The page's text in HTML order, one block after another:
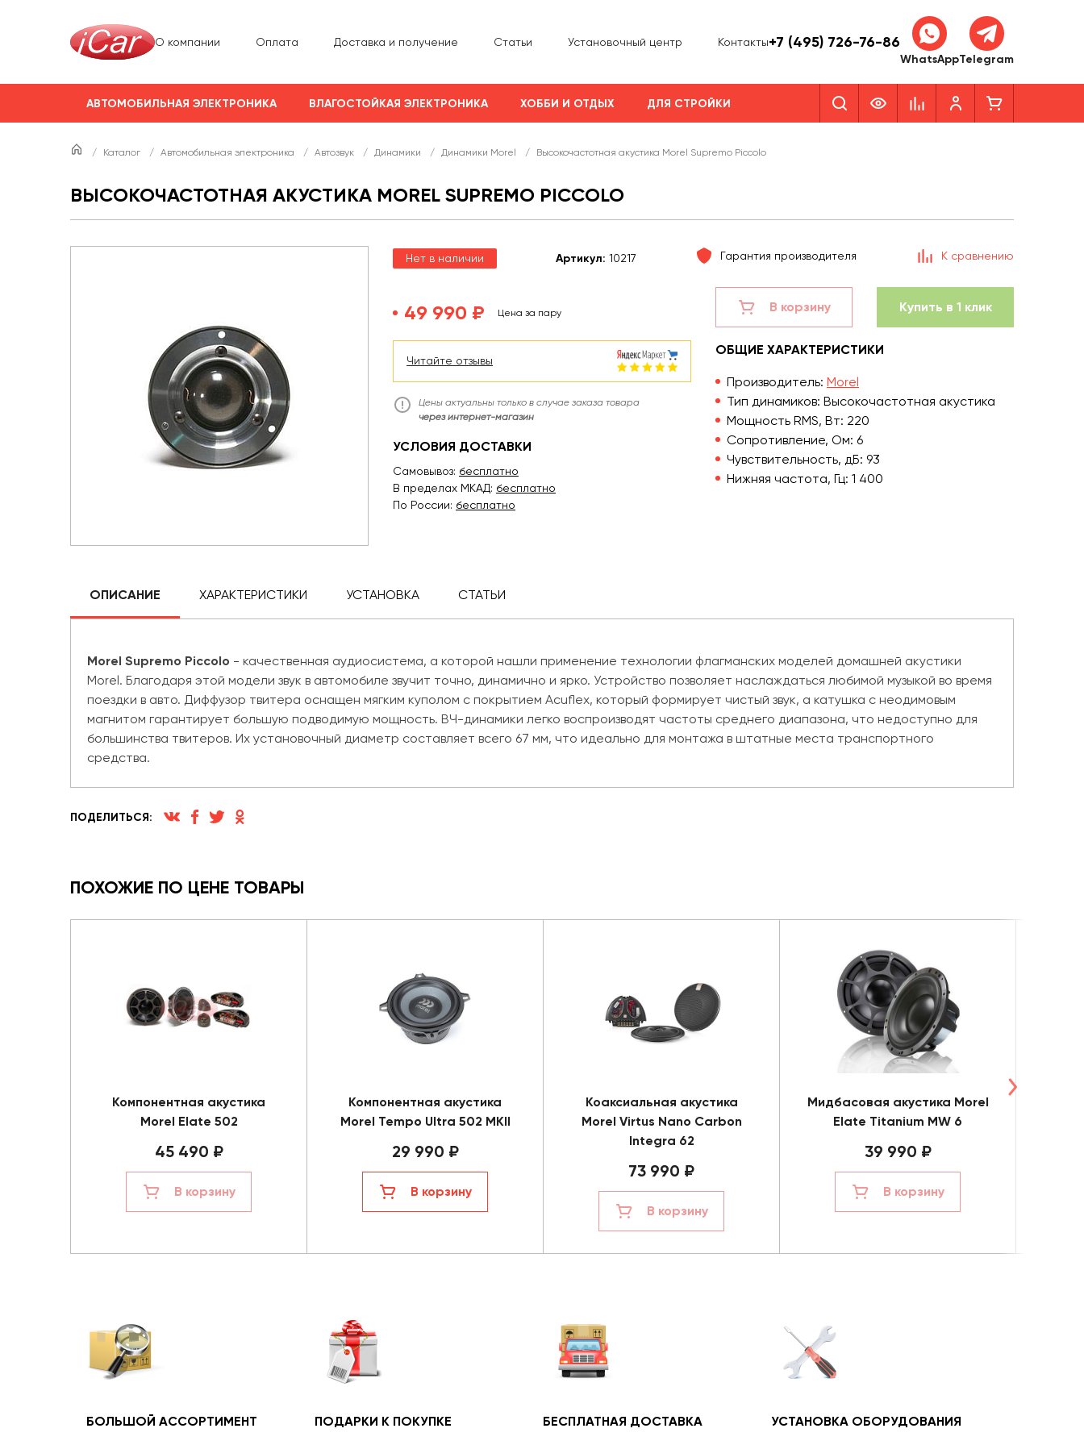
О компании Оплата Доставка и получение Статьи Установочный центр Контакты+7 (495) 726-76-86
WhatsAppTelegram
АВТОМОБИЛЬНАЯ ЭЛЕКТРОНИКА ВЛАГОСТОЙКАЯ ЭЛЕКТРОНИКА ХОББИ И ОТДЫХ ДЛЯ СТРОЙКИ
/ Каталог / Автомобильная электроника / Автозвук / Динамики / Динамики Morel / Высокочастотная акустика Morel Supremo Piccolo
ВЫСОКОЧАСТОТНАЯ АКУСТИКА MOREL SUPREMO PICCOLO
Нет в наличии Артикул: 10217 Гарантия производителя К сравнению
49 990 ₽ Цена за пару
Читайте отзывы
Цены актуальны только в случае заказа товара
через интернет-магазин
УСЛОВИЯ ДОСТАВКИ
Самовывоз: бесплатно
В пределах МКАД: бесплатно
По России: бесплатно
В корзину Купить в 1 клик
ОБЩИЕ ХАРАКТЕРИСТИКИ
Производитель: Morel
Тип динамиков: Высокочастотная акустика
Мощность RMS, Вт: 220
Сопротивление, Ом: 6
Чувствительность, дБ: 93
Нижняя частота, Гц: 1 400
ОПИСАНИЕ ХАРАКТЕРИСТИКИ УСТАНОВКА СТАТЬИ
Morel Supremo Piccolo - качественная аудиосистема, а которой нашли применение технологии флагманских моделей домашней акустики
Morel. Благодаря этой модели звук в автомобиле звучит точно, динамично и ярко. Устройство позволяет наслаждаться любимой музыкой во время
поездки в авто. Диффузор твитера оснащен мягким куполом с покрытием Acuflex, который формирует чистый звук, а катушка с неодимовым
магнитом гарантирует большую подводимую мощность. ВЧ-динамики легко воспроизводят частоты среднего диапазона, что недоступно для
большинства твитеров. Их установочный диаметр составляет всего 67 мм, что идеально для монтажа в штатные места транспортного
средства.
ПОДЕЛИТЬСЯ:
ПОХОЖИЕ ПО ЦЕНЕ ТОВАРЫ
Компонентная акустика
Morel Elate 502
45 490 ₽
В корзину
Компонентная акустика
Morel Tempo Ultra 502 MKII
29 990 ₽
В корзину
Коаксиальная акустика
Morel Virtus Nano Carbon
Integra 62
73 990 ₽
В корзину
Мидбасовая акустика Morel
Elate Titanium MW 6
39 990 ₽
В корзину
БОЛЬШОЙ АССОРТИМЕНТ ПОДАРКИ К ПОКУПКЕ БЕСПЛАТНАЯ ДОСТАВКА УСТАНОВКА ОБОРУДОВАНИЯ